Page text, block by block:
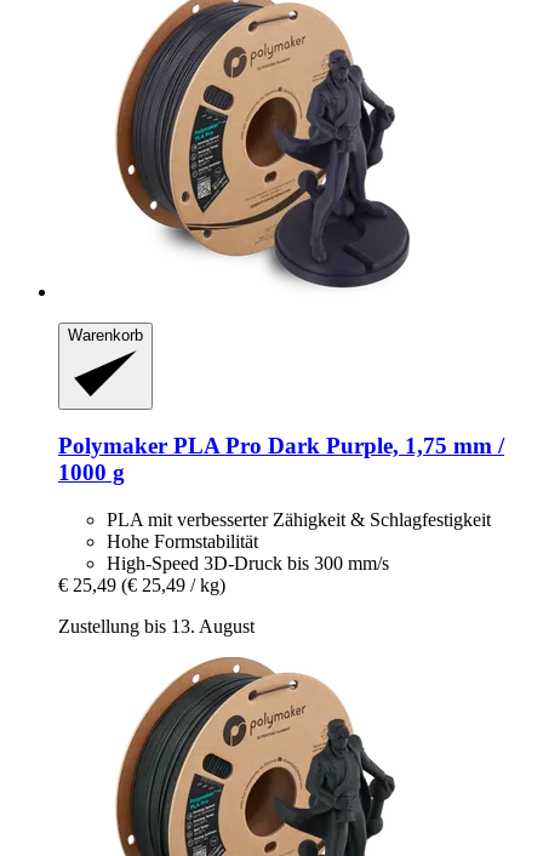
Warenkorb
Polymaker PLA Pro Dark Purple, 1,75 mm /
1000 g
PLA mit verbesserter Zähigkeit & Schlagfestigkeit
Hohe Formstabilität
High-Speed 3D-Druck bis 300 mm/s
€ 25,49 (€ 25,49 / kg)
Zustellung bis 13. August